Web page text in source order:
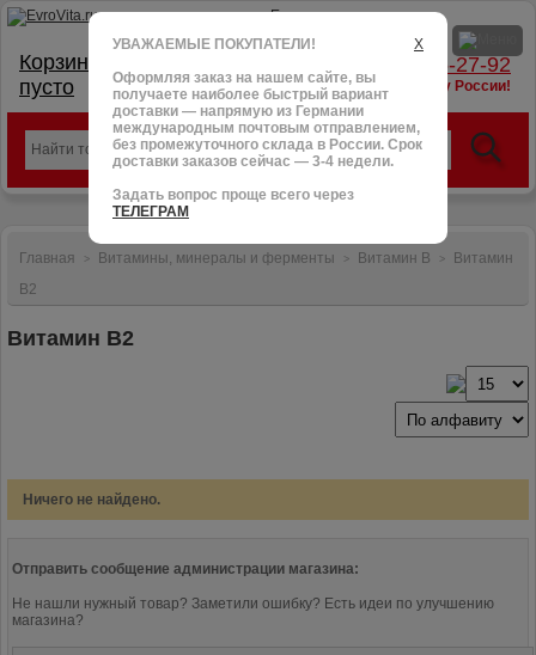
тел.: +7 (966) 095-27-92
доставим в любую точку России!
Корзина:
пусто
X
УВАЖАЕМЫЕ ПОКУПАТЕЛИ!
Оформляя заказ на нашем сайте, вы
получаете наиболее быстрый вариант
доставки — напрямую из Германии
международным почтовым отправлением,
без промежуточного склада в России. Срок
доставки заказов сейчас — 3-4 недели.
Задать вопрос проще всего через
ТЕЛЕГРАМ
Главная > Витамины, минералы и ферменты > Витамин B >
Витамин
B2
Витамин B2
Ничего не найдено.
Отправить сообщение администрации магазина:
Не нашли нужный товар? Заметили ошибку? Есть идеи по улучшению
магазина?